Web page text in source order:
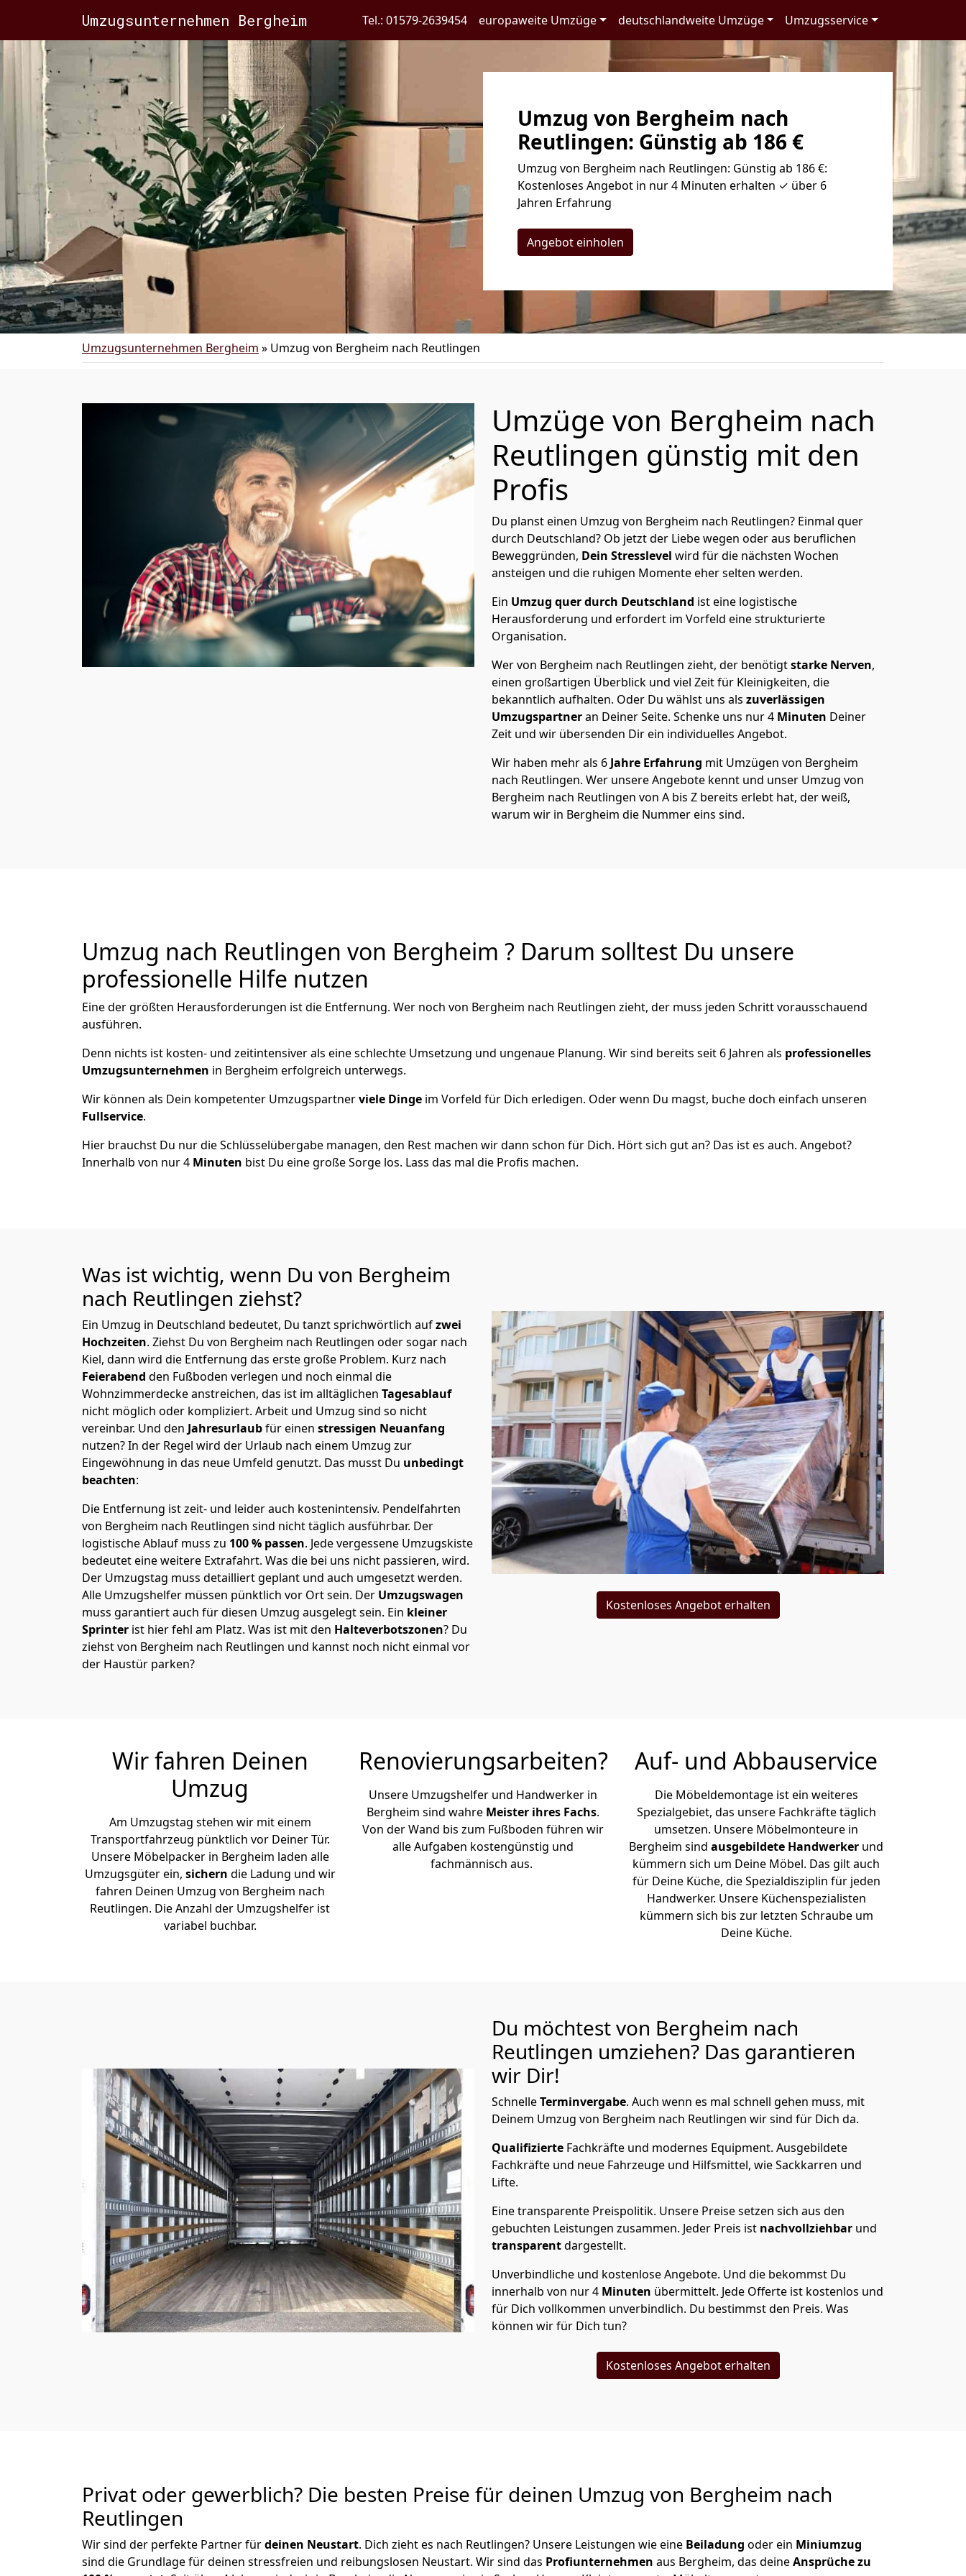
Umzugsunternehmen Bergheim Tel.: 01579-2639454 europaweite Umzüge deutschlandweite Umzüge Umzugsservice
Umzug von Bergheim nach
Reutlingen: Günstig ab 186 €
Umzug von Bergheim nach Reutlingen: Günstig ab 186 €:
Kostenloses Angebot in nur 4 Minuten erhalten ✓ über 6
Jahren Erfahrung
Angebot einholen
Umzugsunternehmen Bergheim » Umzug von Bergheim nach Reutlingen
Umzüge von Bergheim nach
Reutlingen günstig mit den
Profis
Du planst einen Umzug von Bergheim nach Reutlingen? Einmal quer
durch Deutschland? Ob jetzt der Liebe wegen oder aus beruflichen
Beweggründen, Dein Stresslevel wird für die nächsten Wochen
ansteigen und die ruhigen Momente eher selten werden.
Ein Umzug quer durch Deutschland ist eine logistische
Herausforderung und erfordert im Vorfeld eine strukturierte
Organisation.
Wer von Bergheim nach Reutlingen zieht, der benötigtstarke Nerven,
einen großartigen Überblick und viel Zeit für Kleinigkeiten, die
bekanntlich aufhalten. Oder Du wählst uns als zuverlässigen
Umzugspartneran Deiner Seite. Schenke uns nur4 Minuten Deiner
Zeit und wir übersenden Dir ein individuelles Angebot.
Wir haben mehr als 6 Jahre Erfahrung mit Umzügen von Bergheim
nach Reutlingen. Wer unsere Angebote kennt und unser Umzug von
Bergheim nach Reutlingen von A bis Z bereits erlebt hat, der weiß,
warum wir in Bergheim die Nummer eins sind.
Umzug nach Reutlingen von Bergheim ? Darum solltest Du unsere
professionelle Hilfe nutzen
Eine der größten Herausforderungen ist die Entfernung. Wer noch von Bergheim nach Reutlingen zieht, der muss jeden Schritt vorausschauend
ausführen.
Denn nichts ist kosten- und zeitintensiver als eine schlechte Umsetzung und ungenaue Planung. Wir sind bereits seit 6 Jahren als professionelles
Umzugsunternehmen in Bergheim erfolgreich unterwegs.
Wir können als Dein kompetenter Umzugspartnerviele Dinge im Vorfeld für Dich erledigen. Oder wenn Du magst, buche doch einfach unseren
Fullservice.
Hier brauchst Du nur die Schlüsselübergabe managen, den Rest machen wir dann schon für Dich. Hört sich gut an? Das ist es auch. Angebot?
Innerhalb von nur 4 Minuten bist Du eine große Sorge los. Lass das mal die Profis machen.
Was ist wichtig, wenn Du von Bergheim
nach Reutlingen ziehst?
Ein Umzug in Deutschland bedeutet, Du tanzt sprichwörtlich aufzwei
Hochzeiten. Ziehst Du von Bergheim nach Reutlingen oder sogar nach
Kiel, dann wird die Entfernung das erste große Problem. Kurz nach
Feierabend den Fußboden verlegen und noch einmal die
Wohnzimmerdecke anstreichen, das ist im alltäglichen Tagesablauf
nicht möglich oder kompliziert. Arbeit und Umzug sind so nicht
vereinbar. Und den Jahresurlaubfür einen stressigen Neuanfang
nutzen? In der Regel wird der Urlaub nach einem Umzug zur
Eingewöhnung in das neue Umfeld genutzt. Das musst Du unbedingt
beachten:
Die Entfernung ist zeit- und leider auch kostenintensiv. Pendelfahrten
von Bergheim nach Reutlingen sind nicht täglich ausführbar. Der
logistische Ablauf muss zu 100 % passen. Jede vergessene Umzugskiste
bedeutet eine weitere Extrafahrt. Was die bei uns nicht passieren, wird.
Der Umzugstag muss detailliert geplant und auch umgesetzt werden.
Alle Umzugshelfer müssen pünktlich vor Ort sein. Der Umzugswagen
muss garantiert auch für diesen Umzug ausgelegt sein. Ein kleiner
Sprinter ist hier fehl am Platz. Was ist mit den Halteverbotszonen? Du
ziehst von Bergheim nach Reutlingen und kannst noch nicht einmal vor
der Haustür parken?
Kostenloses Angebot erhalten
Wir fahren Deinen
Umzug
Am Umzugstag stehen wir mit einem
Transportfahrzeug pünktlich vor Deiner Tür.
Unsere Möbelpacker in Bergheim laden alle
Umzugsgüter ein, sichern die Ladung und wir
fahren Deinen Umzug von Bergheim nach
Reutlingen. Die Anzahl der Umzugshelfer ist
variabel buchbar.
Renovierungsarbeiten?
Unsere Umzugshelfer und Handwerker in
Bergheim sind wahre Meister ihres Fachs.
Von der Wand bis zum Fußboden führen wir
alle Aufgaben kostengünstig und
fachmännisch aus.
Auf- und Abbauservice
Die Möbeldemontage ist ein weiteres
Spezialgebiet, das unsere Fachkräfte täglich
umsetzen. Unsere Möbelmonteure in
Bergheim sind ausgebildete Handwerker und
kümmern sich um Deine Möbel. Das gilt auch
für Deine Küche, die Spezialdisziplin für jeden
Handwerker. Unsere Küchenspezialisten
kümmern sich bis zur letzten Schraube um
Deine Küche.
Du möchtest von Bergheim nach
Reutlingen umziehen? Das garantieren
wir Dir!
SchnelleTerminvergabe. Auch wenn es mal schnell gehen muss, mit
Deinem Umzug von Bergheim nach Reutlingen wir sind für Dich da.
Qualifizierte Fachkräfte und modernes Equipment. Ausgebildete
Fachkräfte und neue Fahrzeuge und Hilfsmittel, wie Sackkarren und
Lifte.
Eine transparente Preispolitik. Unsere Preise setzen sich aus den
gebuchten Leistungen zusammen. Jeder Preis ist nachvollziehbar und
transparentdargestellt.
Unverbindliche und kostenlose Angebote. Und die bekommst Du
innerhalb von nur4 Minuten übermittelt. Jede Offerte ist kostenlos und
für Dich vollkommen unverbindlich. Du bestimmst den Preis. Was
können wir für Dich tun?
Kostenloses Angebot erhalten
Privat oder gewerblich? Die besten Preise für deinen Umzug von Bergheim nach
Reutlingen
Wir sind der perfekte Partner fürdeinen Neustart. Dich zieht es nach Reutlingen? Unsere Leistungen wie eine Beiladung oder ein Miniumzug
sind die Grundlage für deinen stressfreien und reibungslosen Neustart. Wir sind das Profiunternehmen aus Bergheim, das deineAnsprüche zu